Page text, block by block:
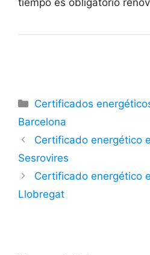
Categorías
Certificados
Barcelona
Certificado energético
Sesrovires
Certificado energético
Llobregat